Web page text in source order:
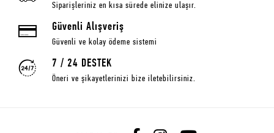
Siparişleriniz en kısa sürede elinize ulaşır.
Güvenli Alışveriş
Güvenli ve kolay ödeme sistemi
7 / 24 DESTEK
Öneri ve şikayetlerinizi bize iletebilirsiniz.